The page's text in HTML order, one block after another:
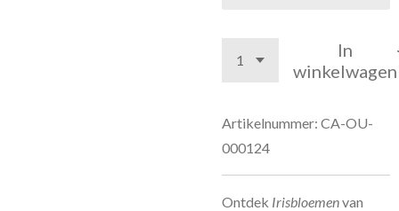
In
winkelwagen
Artikelnummer: CA-OU-
000124
Ontdek Irisbloemenvan